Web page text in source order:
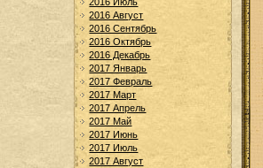
2016 Август
2016 Сентябрь
2016 Октябрь
2016 Декабрь
2017 Январь
2017 Февраль
2017 Март
2017 Апрель
2017 Май
2017 Июнь
2017 Июль
2017 Август